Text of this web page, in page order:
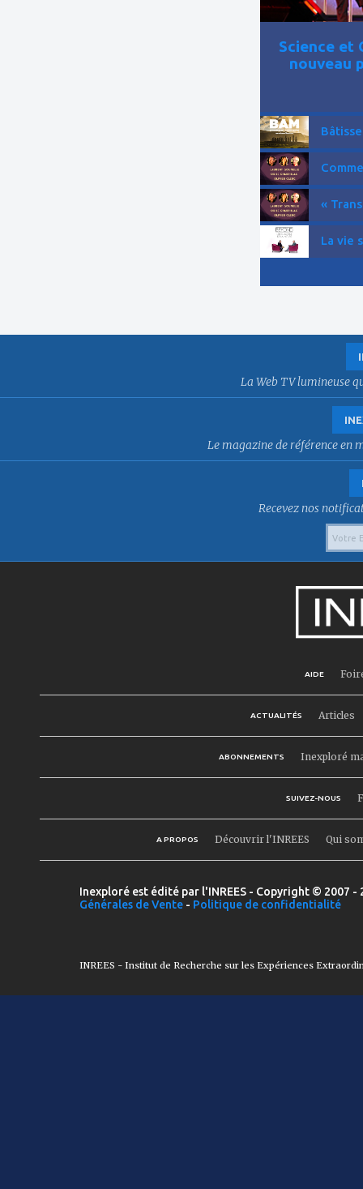
Science et
nouveau
«
La vie
La Web TV lumineuse
Le magazine de référence en
Recevez nos
AIDE
ACTUALITÉS Articles
ABONNEMENTS Inexploré
SUIVEZ-NOUS
A PROPOS Découvrir l'INREES Qui
Inexploré est édité par l'INREES - Copyright © 2007
Générales de Vente - Politique de confidentialité
INREES - Institut de Recherche sur les Expériences